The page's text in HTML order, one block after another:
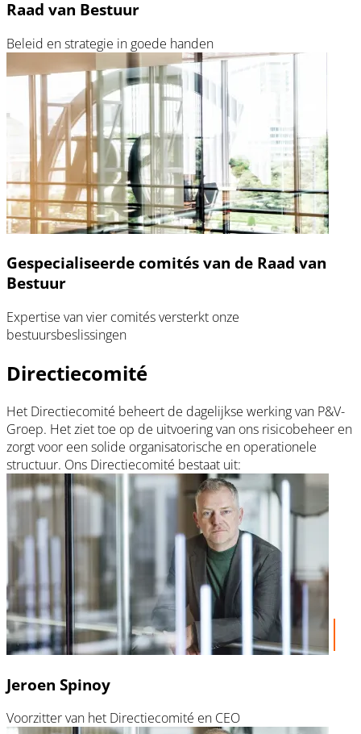
Raad van Bestuur
Beleid en strategie in goede handen
Gespecialiseerde comités van de Raad van
Bestuur
Expertise van vier comités versterkt onze
bestuursbeslissingen
Directiecomité
Het Directiecomité beheert de dagelijkse werking van P&V-
Groep. Het ziet toe op de uitvoering van ons risicobeheer en
zorgt voor een solide organisatorische en operationele
structuur. Ons Directiecomité bestaat uit:
Jeroen Spinoy
Voorzitter van het Directiecomité en CEO